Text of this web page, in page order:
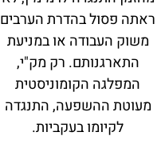
ראתה פסול בהדרת הערבים
משוק העבודה או במניעת
התארגנותם. רק מק"י,
המפלגה הקומוניסטית
מעוטת ההשפעה, התנגדה
לקיומו בעקביות.